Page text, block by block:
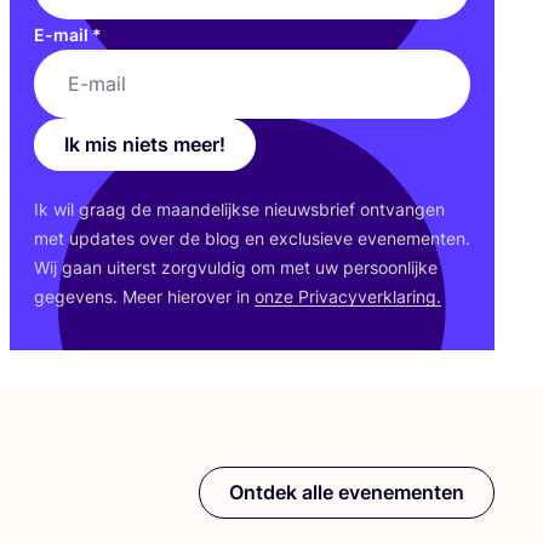
E-mail*
Ik mis niets meer!
Ik wil graag de maan­de­lijk­se nieuws­brief ont­van­gen
met upda­tes over de blog en exclu­sie­ve eve­ne­men­ten.
Wij gaan uiterst zorg­vul­dig om met uw per­soon­lij­ke
gege­vens. Meer hier­over in onze Pri­va­cy­ver­kla­ring.
Ontdek alle evenementen